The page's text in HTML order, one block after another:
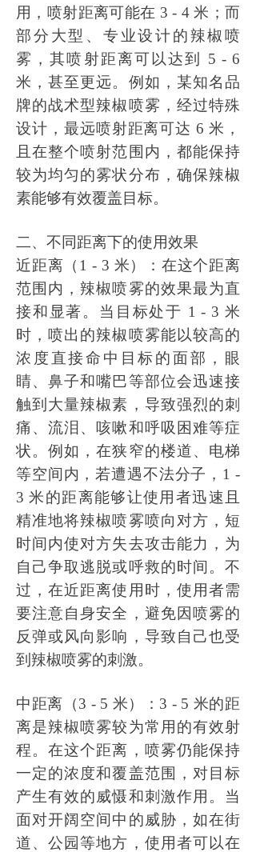
用，喷射距离可能在 3 - 4 米；而
部分大型、专业设计的辣椒喷
雾，其喷射距离可以达到 5 - 6
米，甚至更远。例如，某知名品
牌的战术型辣椒喷雾，经过特殊
设计，最远喷射距离可达 6 米，
且在整个喷射范围内，都能保持
较为均匀的雾状分布，确保辣椒
素能够有效覆盖目标。
二、不同距离下的使用效果
近距离（ 1 - 3 米）：在这个距离
范围内，辣椒喷雾的效果最为直
接和显著。当目标处于 1 - 3 米
时，喷出的辣椒喷雾能以较高的
浓度直接命中目标的面部，眼
睛、鼻子和嘴巴等部位会迅速接
触到大量辣椒素，导致强烈的刺
痛、流泪、咳嗽和呼吸困难等症
状。例如，在狭窄的楼道、电梯
等空间内，若遭遇不法分子，1 -
3 米的距离能够让使用者迅速且
精准地将辣椒喷雾喷向对方，短
时间内使对方失去攻击能力，为
自己争取逃脱或呼救的时间。不
过，在近距离使用时，使用者需
要注意自身安全，避免因喷雾的
反弹或风向影响，导致自己也受
到辣椒喷雾的刺激。
中距离（3 - 5 米）：3 - 5 米的距
离是辣椒喷雾较为常用的有效射
程。在这个距离，喷雾仍能保持
一定的浓度和覆盖范围，对目标
产生有效的威慑和刺激作用。当
面对开阔空间中的威胁，如在街
道、公园等地方，使用者可以在